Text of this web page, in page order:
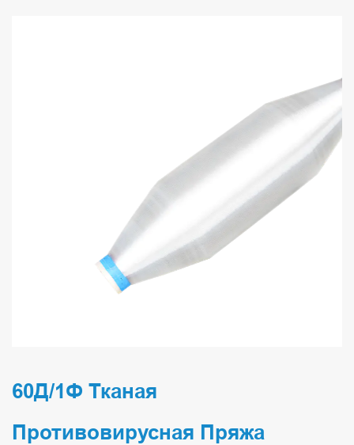
60Д/1Ф Тканая
Противовирусная Пряжа